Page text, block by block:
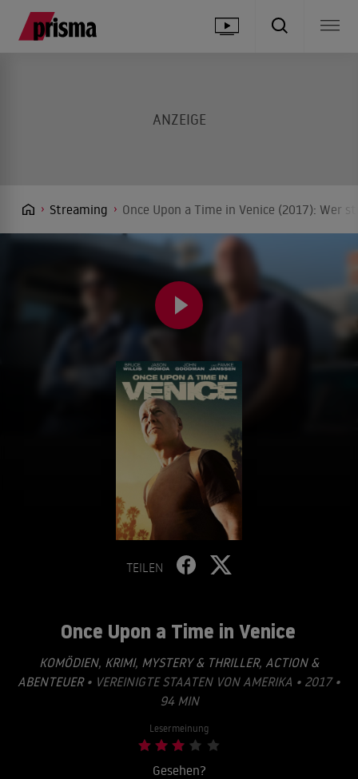
Streaming Once Upon a Time in Venice (2017): Wer
TEILEN
Once Upon a Time in Venice
KOMÖDIEN, KRIMI, MYSTERY & THRILLER, ACTION &
ABENTEUER• VEREINIGTE STAATEN VON AMERIKA • 2017 •
94 MIN
Lesermeinung
Gesehen?